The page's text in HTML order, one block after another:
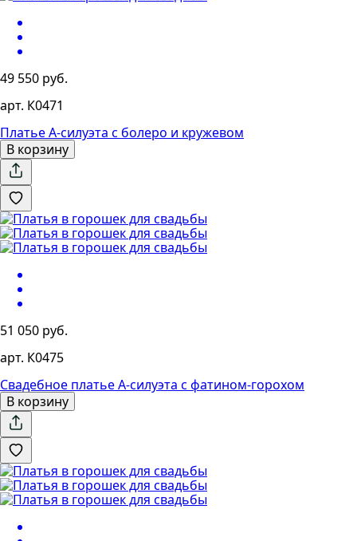
49 550 руб.
арт. К0471
Платье А-силуэта с болеро и кружевом
В корзину
51 050 руб.
арт. К0475
Свадебное платье А-силуэта с фатином-горохом
В корзину